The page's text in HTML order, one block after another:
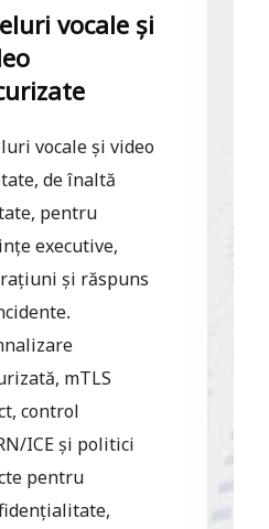
vocale și
vocale și video
de înaltă
pentru
executive,
și răspuns
mTLS
control
ICE și politici
pentru